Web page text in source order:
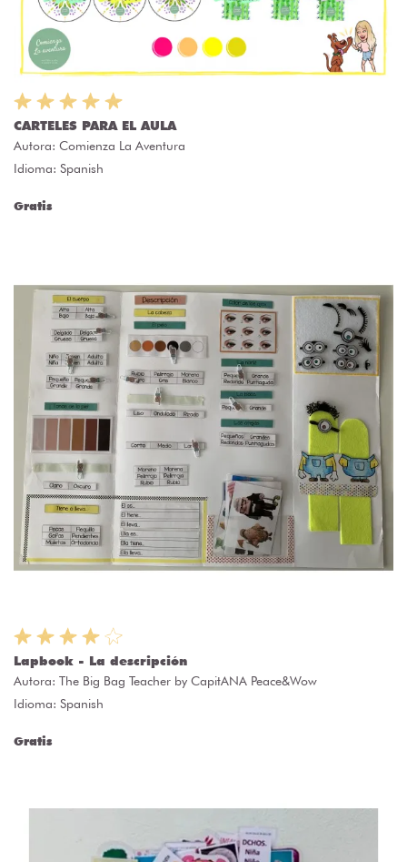
CARTELES PARA EL AULA
Autora: Comienza La Aventura
Idioma: Spanish
Gratis
Lapbook - La descripción
Autora: The Big Bag Teacher by CapitANA Peace&Wow
Idioma: Spanish
Gratis